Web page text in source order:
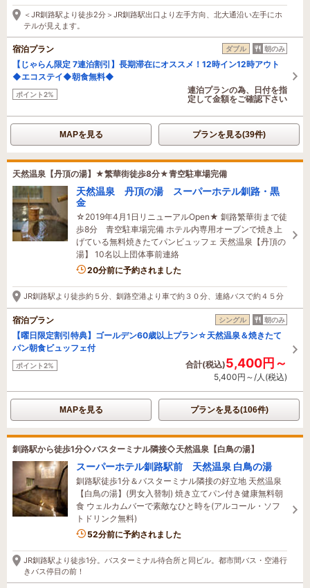
＜JR釧路駅より徒歩2分＞JR釧路駅出口より左手方向、北大通沿い左手にホ
テルが見えます。
宿泊プラン ダブル 朝のみ
【じゃらん限定 7連泊割引】長期滞在にオススメ！12時イン12時アウト
◆エコステイ◆朝食無料◆
ポイント2%
連泊プランの為、日付を指
定して金額をご確認下さい
MAPを見る プランを見る(39件)
天然温泉【丹頂の湯】★繁華街徒歩8分★青空駐車場完備
天然温泉 丹頂の湯 スーパーホテル釧路・黒
金
☆2019年4月1日リニューアルOpen★ 釧路繁華街まで徒
歩8分 青空駐車場完備 ホテル内専用オーブンで焼き上
げている無料焼きたてパンビュッフェ 天然温泉【丹頂の
湯】 10名以上団体事前連絡
5名がこの宿を見ています
20分前に予約されました
JR釧路駅より徒歩約５分、釧路空港より車で約３０分、連絡バスで約４５分
宿泊プラン シングル 朝のみ
【曜日限定割引特典】ゴールデン60歳以上プラン☆天然温泉＆焼きたて
パン朝食ビュッフェ付
ポイント2% 合計(税込)5,400円～
5,400円～/人(税込)
MAPを見る プランを見る(106件)
釧路駅から徒歩1分◇バスターミナル隣接◇天然温泉【白鳥の湯】
スーパーホテル釧路駅前 天然温泉 白鳥の湯
釧路駅徒歩1分＆バスターミナル隣接の好立地 天然温泉
【白鳥の湯】(男女入替制) 焼き立てパン付き健康無料朝
食 ウェルカムバーで素敵なひと時を(アルコール・ソフ
トドリンク無料)
2名がこの宿を見ています
52分前に予約されました
JR釧路駅より徒歩1分。バスターミナル待合所と同ビル。都市間バス・空港行
きバス停目の前！